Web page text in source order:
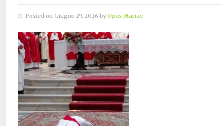
Posted on Giugno 29, 2026 by Opus Mariae